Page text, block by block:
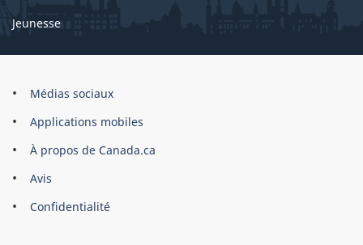
Jeunesse
Marque
du
site
Médias sociaux
Applications mobiles
À propos de Canada.ca
Avis
Confidentialité